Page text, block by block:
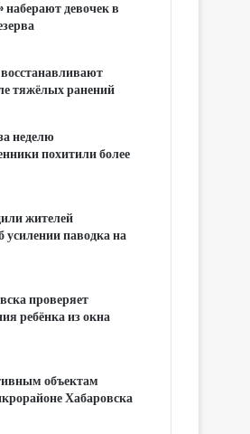
девочек в
тяжёлых ранений
неделю
похитили более
жителей
усилении паводка на
проверяет
ребёнка из окна
объектам
Хабаровска